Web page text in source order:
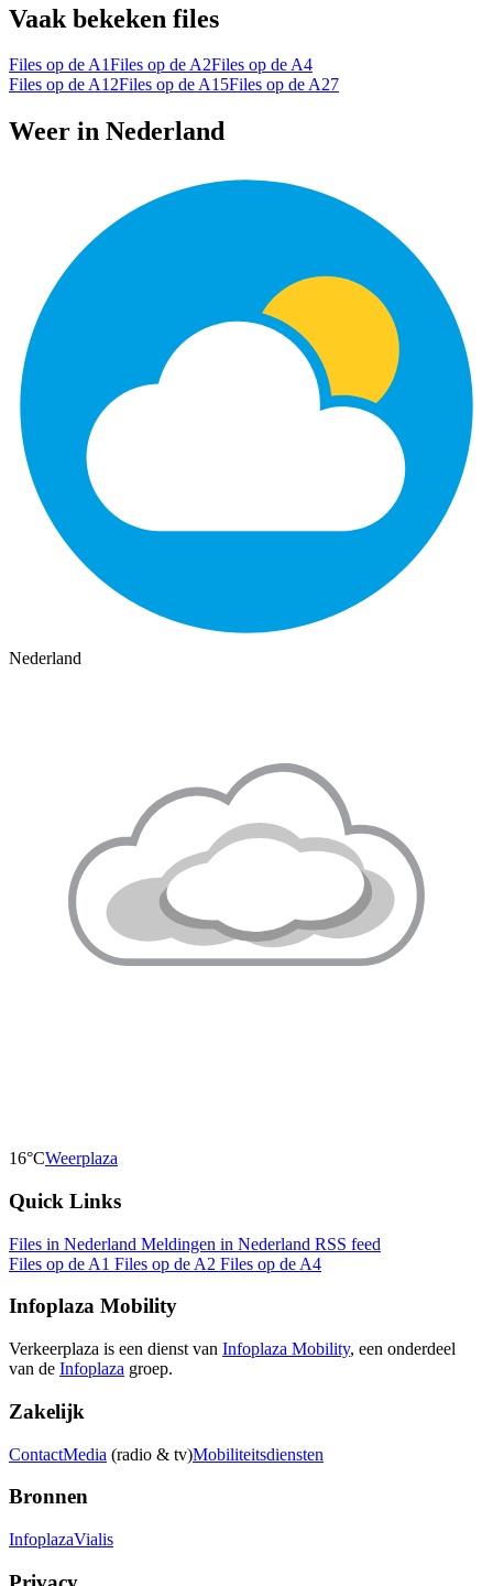
Vaak bekeken files
Files op de A1Files op de A2Files op de A4
Files op de A12Files op de A15Files op de A27
Weer in Nederland
Nederland
16°CWeerplaza
Quick Links
Files in Nederland Meldingen in Nederland RSS feed
Files op de A1 Files op de A2 Files op de A4
Infoplaza Mobility
Verkeerplaza is een dienst van Infoplaza Mobility, een onderdeel
van de Infoplaza groep.
Zakelijk
ContactMedia (radio & tv)Mobiliteitsdiensten
Bronnen
InfoplazaVialis